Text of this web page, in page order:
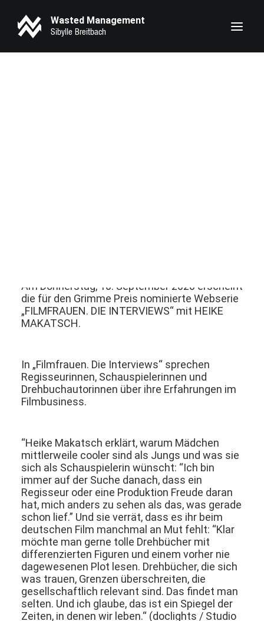
Wasted Management
Heike Makatsch
Am Donnerstag, 10. September 2020 erscheint
die für den Grimme Preis nominierte Webserie
„FILMFRAUEN. DIE INTERVIEWS“ mit HEIKE
MAKATSCH.
In „Filmfrauen. Die Interviews“ sprechen
Regisseurinnen, Schauspielerinnen und
Drehbuchautorinnen über ihre Erfahrungen im
Filmbusiness.
“Heike Makatsch erklärt, warum Mädchen
mittlerweile cooler sind als Jungs und was sie
sich als Schauspielerin wünscht: “Ich bin
immer auf der Suche danach, dass ein
Regisseur oder eine Produktion Freude daran
hat, mich anders zu sehen als das, was gerade
schon lief.” Und sie verrät, dass es ihr beim
deutschen Film manchmal an Mut fehlt: “Klar
möchte man gerne tolle Drehbücher mit
differenzierten Figuren und einem vorher nie
dagewesenen Plot lesen. Drehbücher, die sich
was trauen, Grenzen überschreiten, die
gesellschaftlich relevant sind. Das findet man
selten. Und ich glaube, das ist ein Spiegel der
Zeiten, in denen wir leben.“ (doclights / Studio